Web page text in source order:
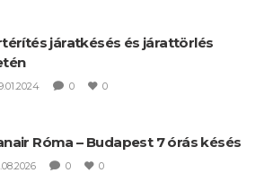
járatkésés és járattörlés
0 0
Róma – Budapest 7 órás késés
0 0